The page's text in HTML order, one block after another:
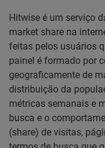
Hitwise é um serviço
market share na
feitas pelos usuários
painel é formado por
geograficamente de
distribuição da
métricas semanais e
busca e o
(share) de visitas,